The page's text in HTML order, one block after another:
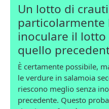
Un lotto di
particolarmente
inoculare il lotto
quello
È certamente possibile,
le verdure in salamoia
riescono meglio senza
precedente. Questo